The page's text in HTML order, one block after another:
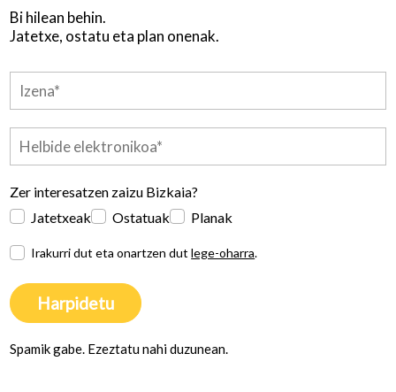
Bi hilean behin.
Jatetxe, ostatu eta plan onenak.
Zer interesatzen zaizu Bizkaia?
Jatetxeak
Ostatuak Planak
Irakurri dut eta onartzen dutlege-oharra.
Harpidetu
Spamik gabe. Ezeztatu nahi duzunean.